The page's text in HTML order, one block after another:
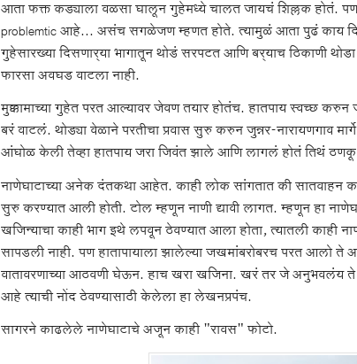
आता फक्त कड्याला वळसा घालून गुहेमध्ये चालत जायचं शिल्लक होतं.
problemtic आहे... असंच सगळेजण म्हणत होते. त्यामुळं आता पुढं काय
गुहेसारख्या दिसणार्‍या भागातून थोडं सरपटत आणि बर्‍याच ठिकाणी
फारसा अवघड वाटला नाही.
मुक्कामाच्या गुहेत परत आल्यावर जेवण तयार होतंच. हातपाय स्वच्छ
बरं वाटलं. थोड्या वेळाने परतीचा प्रवास सुरु करुन जुन्नर-नारायणगाव
आंघोळ केली तेव्हा हातपाय जरा जिवंत झाले आणि लागलं होतं तिथं
नाणेघाटाच्या अनेक दंतकथा आहेत. काही लोक सांगतात की सातवाहन
सुरु करण्यात आली होती. टोल म्हणून नाणी द्यावी लागत. म्हणून हा
खजिन्याचा काही भाग इथे लपवून ठेवण्यात आला होता, त्यातली काही
सापडली नाही. पण हातापायाला झालेल्या जखमांबरोबरच परत आलो ते
वातावरणाच्या आठवणी घेऊन. हाच खरा खजिना. खरं तर जे अनुभवलंय
आहे त्याची नोंद ठेवण्यासाठी केलेला हा लेखनप्रपंच.
सागरने काढलेले नाणेघाटाचे अजून काही "रावस" फोटो.